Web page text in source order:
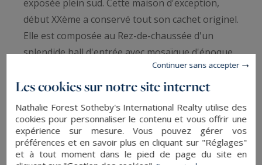
exposée plein sud. Cette maison d'exception,
début XXème a conservé tout son cachet originel.
Elle est composée au Rez-de-chaussée d'un
splendide hall d'entrée avec mosaïque d'époque
au sol. Un petit salon pouvant faire office de
chambre, Cuisine spacieuse et récente toute
équipée et sa salle à manger avec vue sur le parc
et donnant sur un magnifique double séjour
avec deux cheminées en marbres, parquet
chevron au sol.
Les cookies sur notre site internet
Nathalie Forest Sotheby's International Realty utilise des
cookies pour personnaliser le contenu et vous offrir une
expérience sur mesure. Vous pouvez gérer vos
préférences et en savoir plus en cliquant sur "Réglages"
et à tout moment dans le pied de page du site en
Continuer sans accepter